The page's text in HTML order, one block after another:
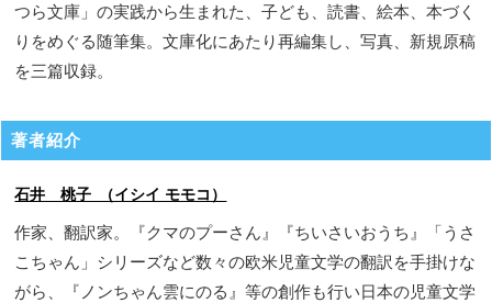
つら文庫」の実践から生まれた、子ども、読書、絵本、本づく
りをめぐる随筆集。文庫化にあたり再編集し、写真、新規原稿
を三篇収録。
著者紹介
石井 桃子 （イシイ モモコ）
作家、翻訳家。『クマのプーさん』『ちいさいおうち』「うさ
こちゃん」シリーズなど数々の欧米児童文学の翻訳を手掛けな
がら、『ノンちゃん雲にのる』等の創作も行い日本の児童文学